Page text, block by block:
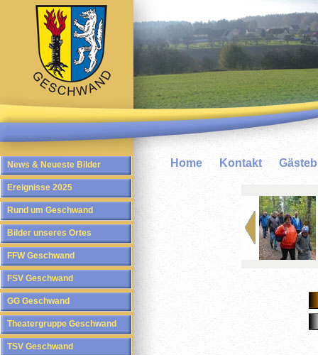
News & Neueste Bilder
Ereignisse 2025
Rund um Geschwand
Bilder unseres Ortes
FFW Geschwand
FSV Geschwand
GG Geschwand
Theatergruppe Geschwand
TSV Geschwand
Home Kontakt